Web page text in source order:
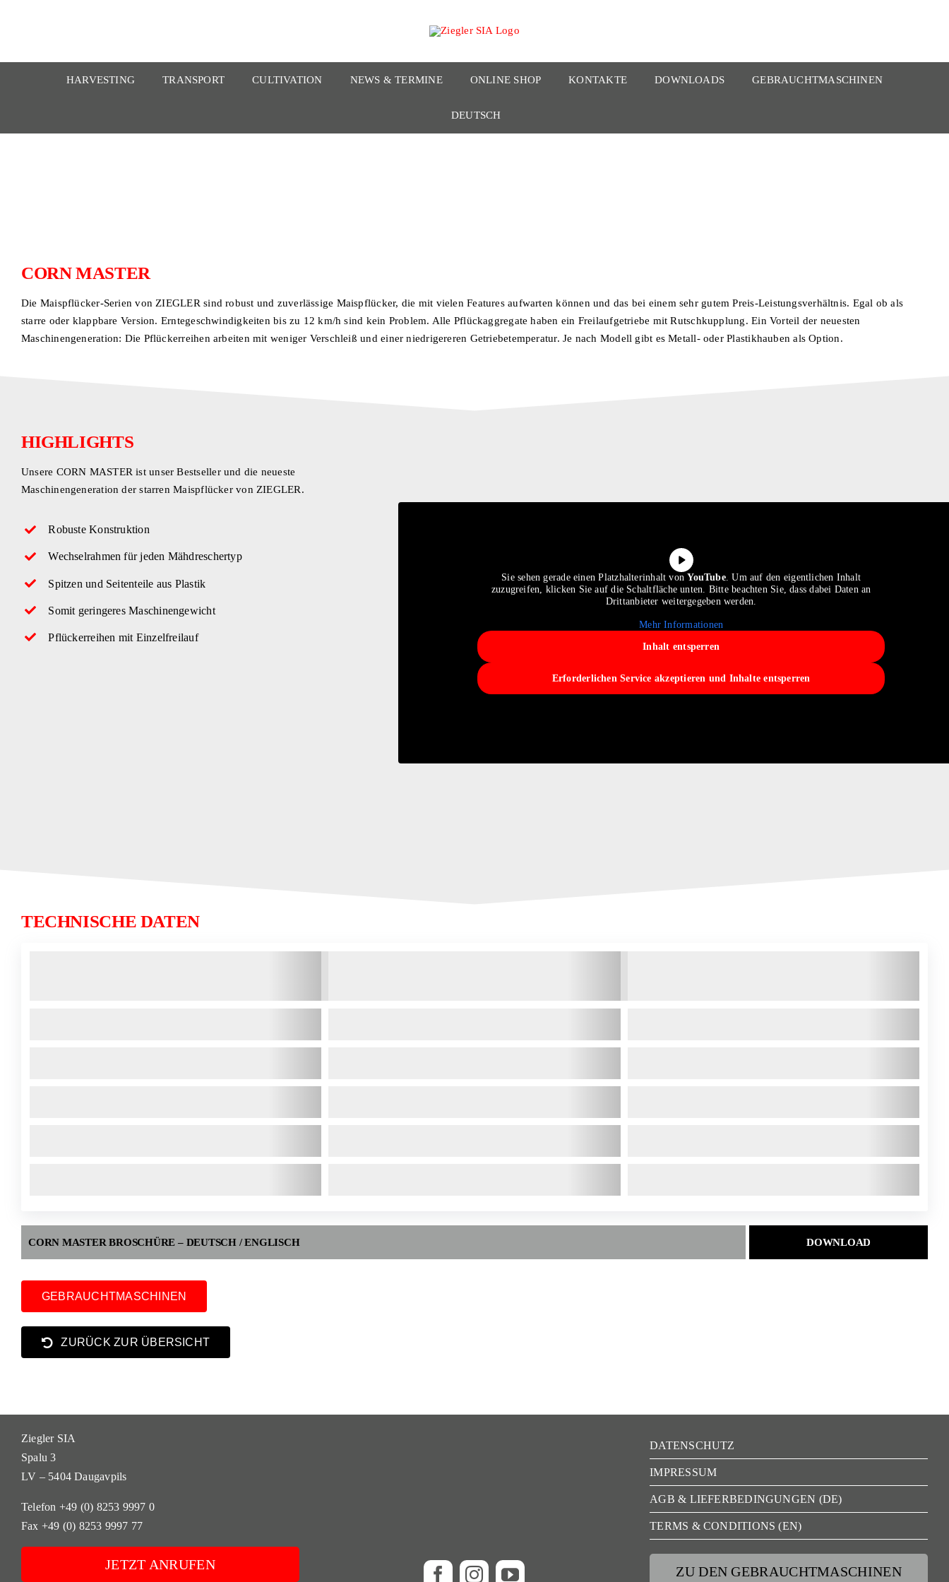
HARVESTING TRANSPORT CULTIVATION NEWS & TERMINE ONLINE SHOP KONTAKTE DOWNLOADS GEBRAUCHTMASCHINEN
DEUTSCH
CORN MASTER
Die Maispflücker-Serien von ZIEGLER sind robust und zuverlässige Maispflücker, die mit vielen Features aufwarten können und das bei einem sehr gutem Preis-Leistungsverhältnis. Egal ob als
starre oder klappbare Version. Erntegeschwindigkeiten bis zu 12 km/h sind kein Problem. Alle Pflückaggregate haben ein Freilaufgetriebe mit Rutschkupplung. Ein Vorteil der neuesten
Maschinengeneration: Die Pflückerreihen arbeiten mit weniger Verschleiß und einer niedrigereren Getriebetemperatur. Je nach Modell gibt es Metall- oder Plastikhauben als Option.
HIGHLIGHTS
Unsere CORN MASTER ist unser Bestseller und die neueste
Maschinengeneration der starren Maispflücker von ZIEGLER.
Robuste Konstruktion
Wechselrahmen für jeden Mähdreschertyp
Spitzen und Seitenteile aus Plastik
Somit geringeres Maschinengewicht
Pflückerreihen mit Einzelfreilauf
Sie sehen gerade einen Platzhalterinhalt vonYouTube. Um auf den eigentlichen Inhalt
zuzugreifen, klicken Sie auf die Schaltfläche unten. Bitte beachten Sie, dass dabei Daten an
Drittanbieter weitergegeben werden.
Mehr Informationen
Inhalt entsperren
Erforderlichen Service akzeptieren und Inhalte entsperren
TECHNISCHE DATEN
CORN MASTER BROSCHÜRE – DEUTSCH / ENGLISCH DOWNLOAD
GEBRAUCHTMASCHINEN
ZURÜCK ZUR ÜBERSICHT
Ziegler SIA
Spalu 3
LV – 5404 Daugavpils
Telefon +49 (0) 8253 9997 0
Fax +49 (0) 8253 9997 77
JETZT ANRUFEN
DATENSCHUTZ
IMPRESSUM
AGB & LIEFERBEDINGUNGEN (DE)
TERMS & CONDITIONS (EN)
ZU DEN GEBRAUCHTMASCHINEN